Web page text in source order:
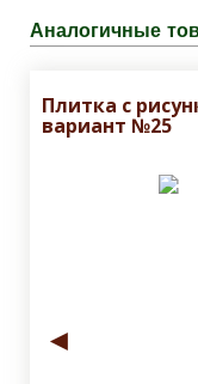
Аналогичные
Плитка с
вариант №25
◄